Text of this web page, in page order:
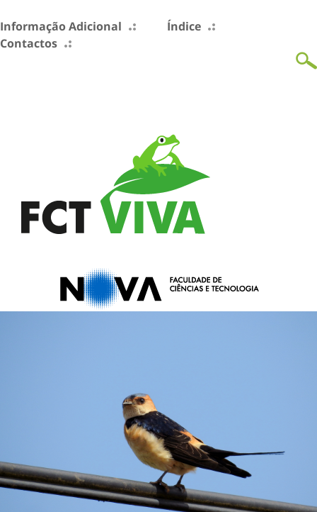
Informação Adicional
Índice
Contactos